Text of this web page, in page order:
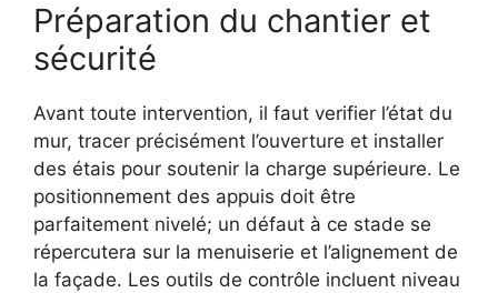
Préparation du chantier et
sécurité
Avant toute intervention, il faut verifier l’état du
mur, tracer précisément l’ouverture et installer
des étais pour soutenir la charge supérieure. Le
positionnement des appuis doit être
parfaitement nivelé; un défaut à ce stade se
répercutera sur la menuiserie et l’alignement de
la façade. Les outils de contrôle incluent niveau